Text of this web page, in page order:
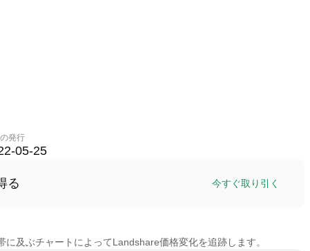
発行
05-25
る 今すぐ取り引く
及ぶチャートによってLandshare価格変化を追跡します。